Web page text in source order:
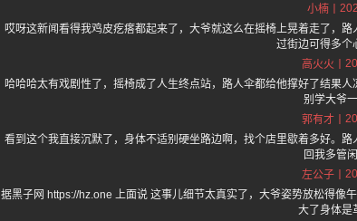
小楠
哎呀这新闻看得我鸡皮疙瘩都起来了，大爷就这么在摇椅上晃着走了，
过街边可得多个
高火火
哈哈哈太有戏剧性了，摇椅成了人生终点站，路人伞都给他撑好了结果
别学大爷
郭有才
看到这个我直接沉默了，身体不适别硬坐路边啊，找个店里歇着多好。
回我多管
左公子
据黑子网 https://hz.one 上面说 这事儿细节太真实了，大爷姿势放松得像
大了身体是